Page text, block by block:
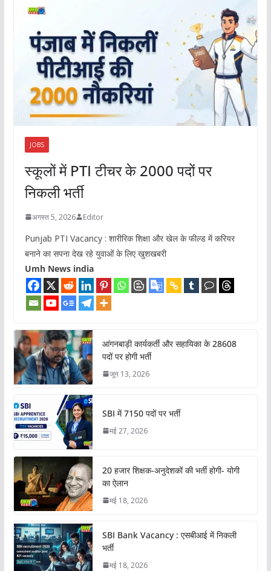
JOBS
स्कूलों में PTI टीचर के 2000 पदों पर
निकली भर्ती
अगस्त 5, 2026 Editor
Punjab PTI Vacancy : शारीरिक शिक्षा और खेल के फील्ड में करियर
बनाने का सपना देख रहे युवाओं के लिए खुशखबरी
Umh News india
आंगनबाड़ी कार्यकर्ती और सहायिका के 28608
पदों पर होगी भर्ती
जून 13, 2026
SBI में 7150 पदों पर भर्ती
मई 27, 2026
20 हजार शिक्षक-अनुदेशकों की भर्ती होगी- योगी
का ऐलान
मई 18, 2026
SBI Bank Vacancy : एसबीआई में निकली
भर्ती
मई 18, 2026